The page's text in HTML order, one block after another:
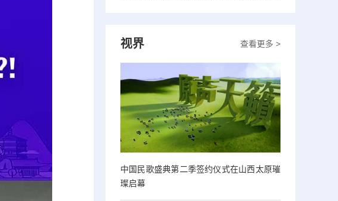
查看更多 >
视界
中国民歌盛典第二季签约仪式在山西太原璀
璨启幕